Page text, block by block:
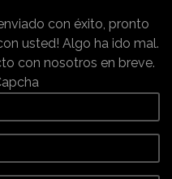
con éxito, pronto
usted! Algo ha ido mal.
con nosotros en breve.